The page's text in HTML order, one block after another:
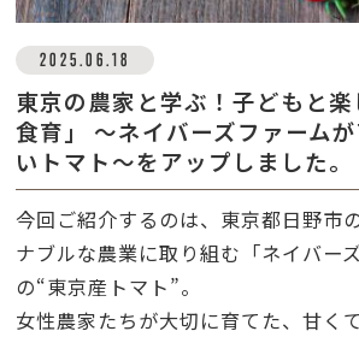
2025.06.18
東京の農家と学ぶ！子どもと
食育」 〜ネイバーズファーム
いトマト〜をアップしました。
今回ご紹介するのは、東京都日野市
ナブルな農業に取り組む「ネイバー
の“東京産トマト”。
女性農家たちが大切に育てた、甘く